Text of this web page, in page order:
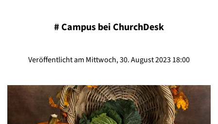
# Campus bei ChurchDesk
Veröffentlicht am Mittwoch, 30. August 2023 18:00